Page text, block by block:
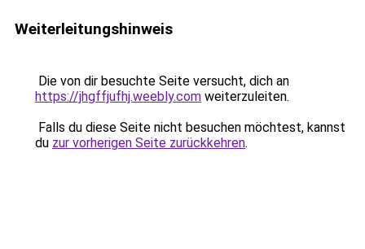
Weiterleitungshinweis
Die von dir besuchte Seite versucht, dich an
https://jhgffjufhj.weebly.com weiterzuleiten.
Falls du diese Seite nicht besuchen möchtest, kannst
du zur vorherigen Seite zurückkehren.